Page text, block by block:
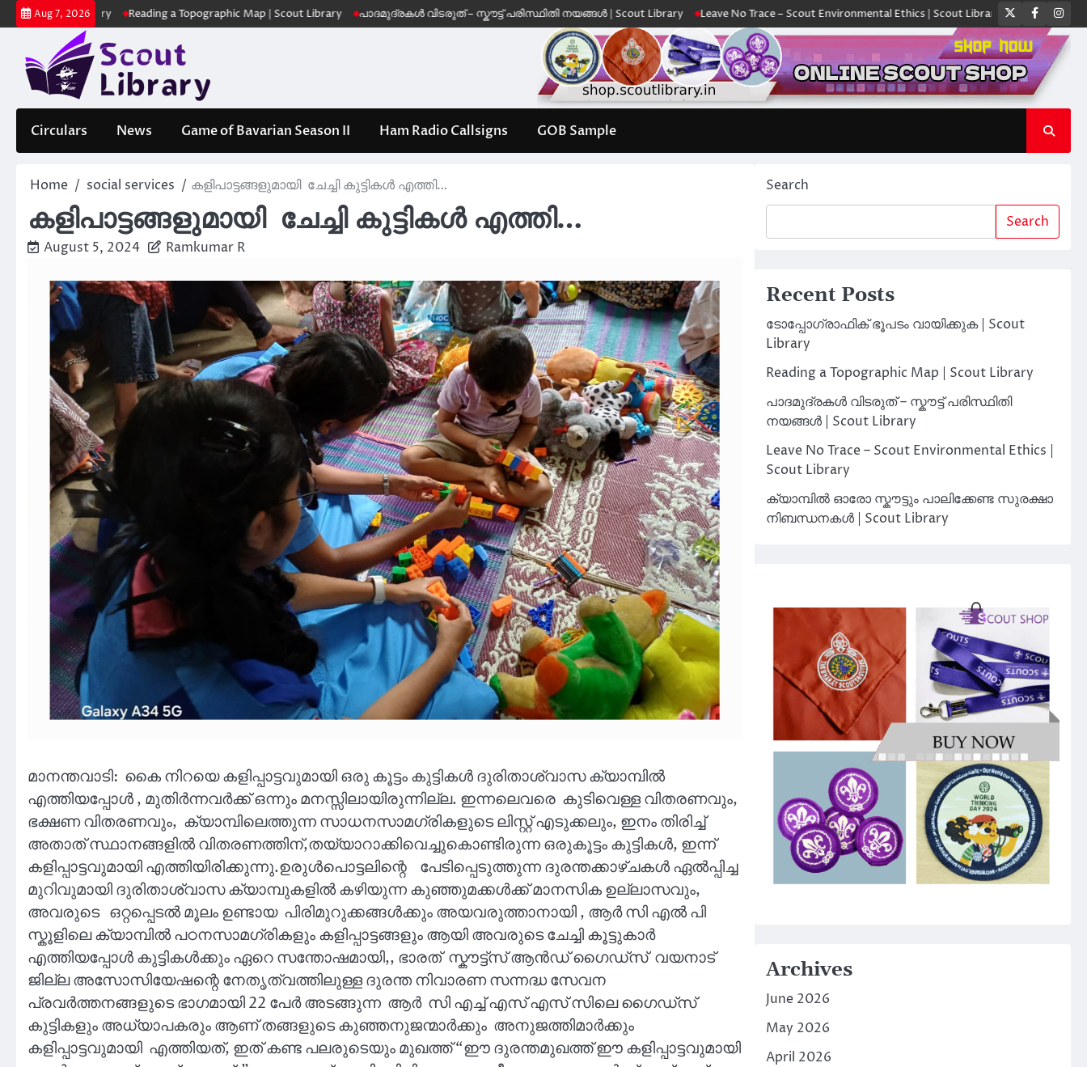
Skip
to
Aug 7, 2026
Library Reading a Topographic Map | Scout Library പാദമുദ്രകൾ വിടരുത് – സ്കൗട്ട് പരിസ്ഥിതി നയങ്ങൾ | Scout Library Leave No Trace – Scout Environmental Ethics | Scout Library ക്യാമ്പിൽ ഓരോ സ്കൗട്ടും
Twitter
Circulars News Game of Bavarian Season II Ham Radio Callsigns GOB Sample
Home social services കളിപാട്ടങ്ങളുമായി ചേച്ചി കുട്ടികൾ എത്തി…
കളിപാട്ടങ്ങളുമായി ചേച്ചി കുട്ടികൾ എത്തി…
August 5, 2024 Ramkumar R
മാനന്തവാടി: കൈ നിറയെ കളിപ്പാട്ടവുമായി ഒരു കൂട്ടം കുട്ടികൾ ദുരിതാശ്വാസ ക്യാമ്പിൽ
എത്തിയപ്പോൾ , മുതിർന്നവർക്ക് ഒന്നും മനസ്സിലായിരുന്നില്ല. ഇന്നലെവരെ കുടിവെള്ള വിതരണവും,
ഭക്ഷണ വിതരണവും, ക്യാമ്പിലെത്തുന്ന സാധനസാമഗ്രികളുടെ ലിസ്റ്റ് എടുക്കലും, ഇനം തിരിച്ച്
അതാത് സ്ഥാനങ്ങളിൽ വിതരണത്തിന്,തയ്യാറാക്കിവെച്ചുകൊണ്ടിരുന്ന ഒരുകൂട്ടം കുട്ടികൾ, ഇന്ന്
കളിപ്പാട്ടവുമായി എത്തിയിരിക്കുന്നു.ഉരുൾപൊട്ടലിന്റെ പേടിപ്പെടുത്തുന്ന ദുരന്തക്കാഴ്ചകൾ ഏൽപ്പിച്ച
മുറിവുമായി ദുരിതാശ്വാസ ക്യാമ്പുകളിൽ കഴിയുന്ന കുഞ്ഞുമക്കൾക്ക് മാനസിക ഉല്ലാസവും,
അവരുടെ ഒറ്റപ്പെടൽ മൂലം ഉണ്ടായ പിരിമുറുക്കങ്ങൾക്കും അയവരുത്താനായി , ആർ സി എൽ പി
സ്കൂളിലെ ക്യാമ്പിൽ പഠനസാമഗ്രികളും കളിപ്പാട്ടങ്ങളും ആയി അവരുടെ ചേച്ചി കൂട്ടുകാർ
എത്തിയപ്പോൾ കുട്ടികൾക്കും ഏറെ സന്തോഷമായി,, ഭാരത് സ്കൗട്ട്സ് ആൻഡ് ഗൈഡ്സ് വയനാട്
ജില്ല അസോസിയേഷന്റെ നേതൃത്വത്തിലുള്ള ദുരന്ത നിവാരണ സന്നദ്ധ സേവന
പ്രവർത്തനങ്ങളുടെ ഭാഗമായി 22 പേർ അടങ്ങുന്ന ആർ സി എച്ച് എസ് എസ് സിലെ ഗൈഡ്സ്
കുട്ടികളും അധ്യാപകരും ആണ് തങ്ങളുടെ കുഞ്ഞനുജന്മാർക്കും അനുജത്തിമാർക്കും
കളിപ്പാട്ടവുമായി എത്തിയത്, ഇത് കണ്ട പലരുടെയും മുഖത്ത് “ഈ ദുരന്തമുഖത്ത് ഈ കളിപ്പാട്ടവുമായി
Search
Search
Recent Posts
ടോപ്പോഗ്രാഫിക് ഭൂപടം വായിക്കുക | Scout
Library
Reading a Topographic Map | Scout Library
പാദമുദ്രകൾ വിടരുത് – സ്കൗട്ട് പരിസ്ഥിതി
നയങ്ങൾ | Scout Library
Leave No Trace – Scout Environmental Ethics |
Scout Library
ക്യാമ്പിൽ ഓരോ സ്കൗട്ടും പാലിക്കേണ്ട സുരക്ഷാ
നിബന്ധനകൾ | Scout Library
Archives
June 2026
May 2026
April 2026